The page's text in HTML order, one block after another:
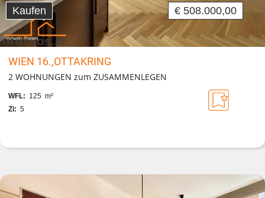
Kaufen € 508.000,00
WIEN 16.,OTTAKRING
2 WOHNUNGEN zum ZUSAMMENLEGEN
WFL: 125 m²
Zi: 5